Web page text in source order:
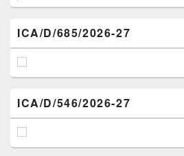
ICA/D/685/2026-27
ICA/D/546/2026-27